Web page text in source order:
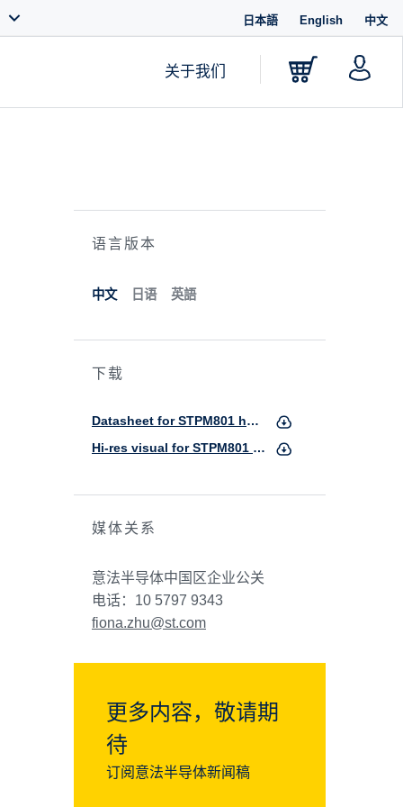
日本語 English 中文
关于我们
语言版本
中文 日语 英語
下载
Datasheet for STPM801 hot-swap and ideal-diode controller
Hi-res visual for STPM801 hot-swap and ideal-diode controller
媒体关系
意法半导体中国区企业公关
电话：10 5797 9343
fiona.zhu@st.com
更多内容，敬请期
待
订阅意法半导体新闻稿